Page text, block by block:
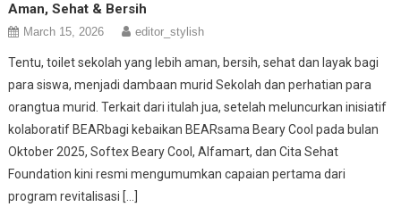
Aman, Sehat & Bersih
March 15, 2026 editor_stylish
Tentu, toilet sekolah yang lebih aman, bersih, sehat dan layak bagi
para siswa, menjadi dambaan murid Sekolah dan perhatian para
orangtua murid. Terkait dari itulah jua, setelah meluncurkan inisiatif
kolaboratif BEARbagi kebaikan BEARsama Beary Cool pada bulan
Oktober 2025, Softex Beary Cool, Alfamart, dan Cita Sehat
Foundation kini resmi mengumumkan capaian pertama dari
program revitalisasi […]